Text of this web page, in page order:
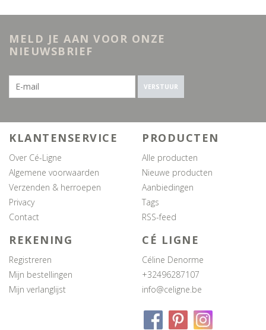
MELD JE AAN VOOR ONZE
NIEUWSBRIEF
VERSTUUR
KLANTENSERVICE
Over Cé-Ligne
Algemene voorwaarden
Verzenden & herroepen
Privacy
Contact
PRODUCTEN
Alle producten
Nieuwe producten
Aanbiedingen
Tags
RSS-feed
REKENING
Registreren
Mijn bestellingen
Mijn verlanglijst
CÉ LIGNE
Céline Denorme
+32496287107
info@celigne.be